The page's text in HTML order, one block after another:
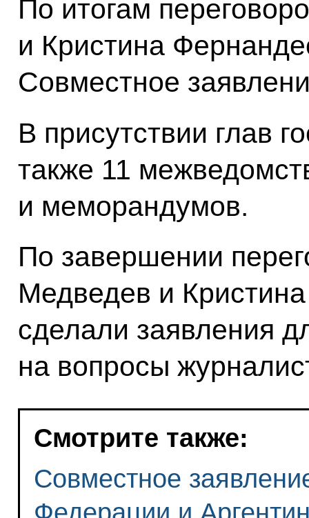
По итогам
и Кристина
Совместное
В присутствии глав
также 11
и меморандумов.
По завершении
Медведев и
сделали заявления
на вопросы
Смотрите также:
Совместное